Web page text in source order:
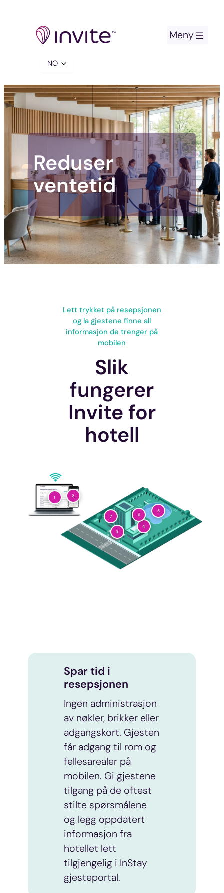
innhold
Velg
språk
Reduser
ventetid
Lett trykket på resepsjonen
og la gjestene finne all
informasjon de trenger på
mobilen
Slik
fungerer
Invite for
hotell
1 2
3
4
5
6
7
Spar tid i
resepsjonen
Ingen administrasjon
av nøkler, brikker eller
adgangskort. Gjesten
får adgang til rom og
fellesarealer på
mobilen. Gi gjestene
tilgang på de oftest
stilte spørsmålene
og legg oppdatert
informasjon fra
hotellet lett
tilgjengelig i InStay
gjesteportal.